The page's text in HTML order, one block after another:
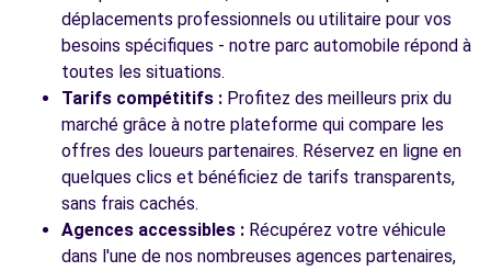
déplacements professionnels ou utilitaire pour vos
besoins spécifiques - notre parc automobile répond à
toutes les situations.
Tarifs compétitifs : Profitez des meilleurs prix du
marché grâce à notre plateforme qui compare les
offres des loueurs partenaires. Réservez en ligne en
quelques clics et bénéficiez de tarifs transparents,
sans frais cachés.
Agences accessibles : Récupérez votre véhicule
dans l'une de nos nombreuses agences partenaires,